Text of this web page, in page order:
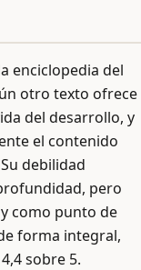
enciclopedia del
otro texto ofrece
del desarrollo, y
el contenido
debilidad
pero
como punto de
forma integral,
sobre 5.